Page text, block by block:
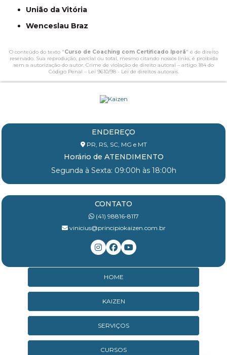
União da Vitória
Wenceslau Braz
O conteúdo do texto "Curso de Coaching com Certificado Iporã" é de direito
reservado. Sua reprodução, parcial ou total, mesmo citando nossos links, é proibida
sem a autorização do autor. Crime de violação de direito autoral – artigo 184 do
Código Penal – Lei 9610/98 - Lei de direitos autorais.
ENDEREÇO
PR, RS, SC, MG e MT
Horário de ATENDIMENTO
Segunda à Sexta: 09:00h às 18:00h
CONTATO
(41) 98816-8117
vinicius@principiokaizen.com.br
HOME
KAIZEN
SERVIÇOS
CURSOS